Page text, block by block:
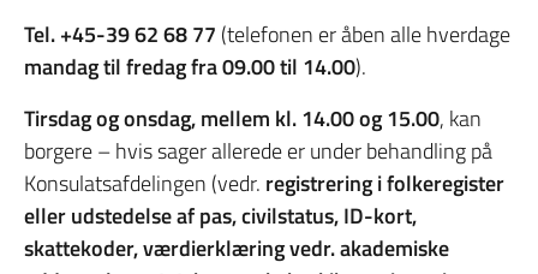
Tel. +45-39 62 68 77 (telefonen er åben alle hverdage
mandag til fredag fra 09.00 til 14.00).
Tirsdag og onsdag, mellem kl. 14.00 og 15.00, kan
borgere – hvis sager allerede er under behandling på
Konsulatsafdelingen (vedr. registrering i folkeregister
eller udstedelse afpas, civilstatus, ID-kort,
skattekoder, værdierklæring vedr. akademiske